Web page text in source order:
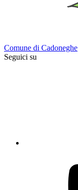
Comune di Cadoneghe
Seguici su